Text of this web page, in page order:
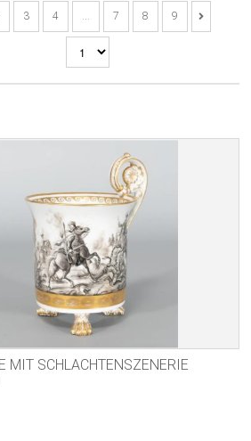
3 4 7 8 9
MIT SCHLACHTENSZENERIE